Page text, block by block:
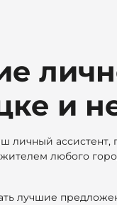
и
личный
любого
лучшие